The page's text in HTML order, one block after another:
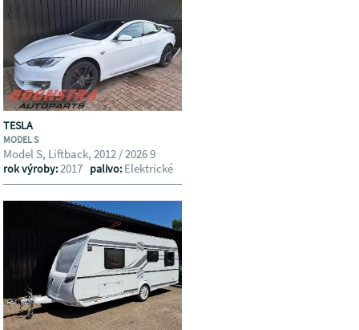
TESLA
MODEL S
Model S, Liftback, 2012 / 2026 9
rok výroby:2017 palivo: Elektrické